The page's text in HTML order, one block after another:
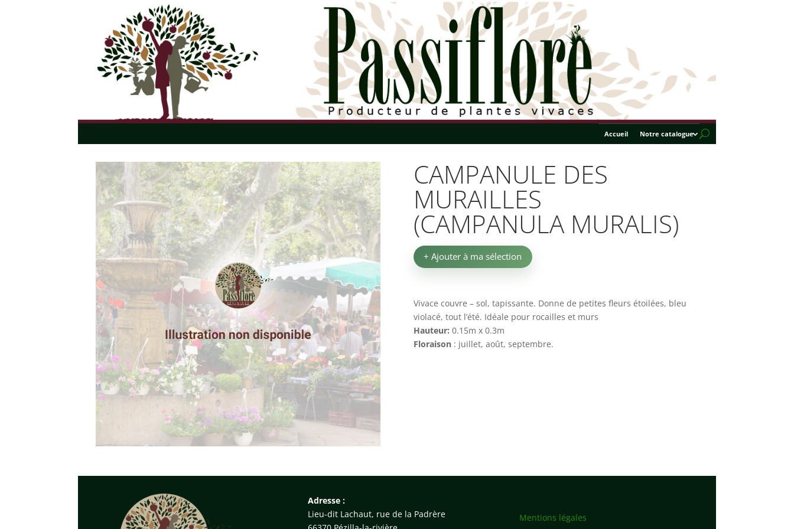
Accueil Notre catalogue
CAMPANULE DES
MURAILLES
(CAMPANULA MURALIS)
+ Ajouter à ma sélection
Vivace couvre – sol, tapissante. Donne de petites fleurs étoilées, bleu
violacé, tout l’été. Idéale pour rocailles et murs
Hauteur: 0.15m x 0.3m
Floraison : juillet, août, septembre.
Adresse :
Lieu-dit Lachaut, rue de la Padrère
Mentions légales